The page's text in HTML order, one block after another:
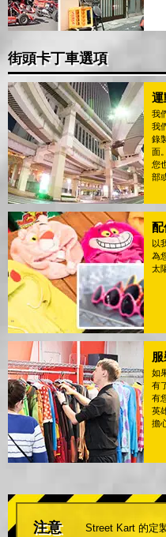
街頭卡丁車選項
運
我
我
錄
面。
您
部
以
為
太
如
有
有
英
擔
注意
Street Kart 的定